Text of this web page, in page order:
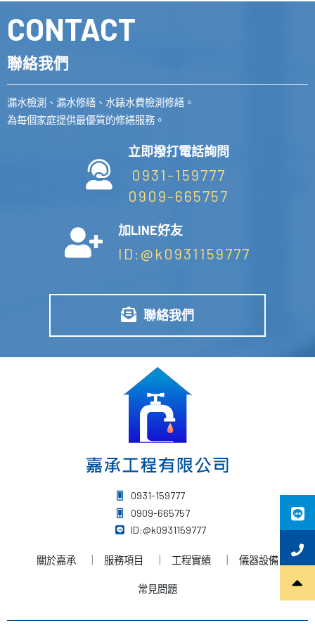
CONTACT
聯絡我們
漏水檢測、漏水修繕、水錶水費檢測修繕。
為每個家庭提供最優質的修繕服務。
立即撥打電話詢問
0931-159777
0909-665757
加LINE好友
ID:@k0931159777
聯絡我們
0931-159777
0909-665757
ID:@k0931159777
關於嘉承 服務項目 工程實績 儀器設備
常見問題